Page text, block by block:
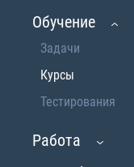
Обучение
Задачи
Курсы
Тестирования
Работа